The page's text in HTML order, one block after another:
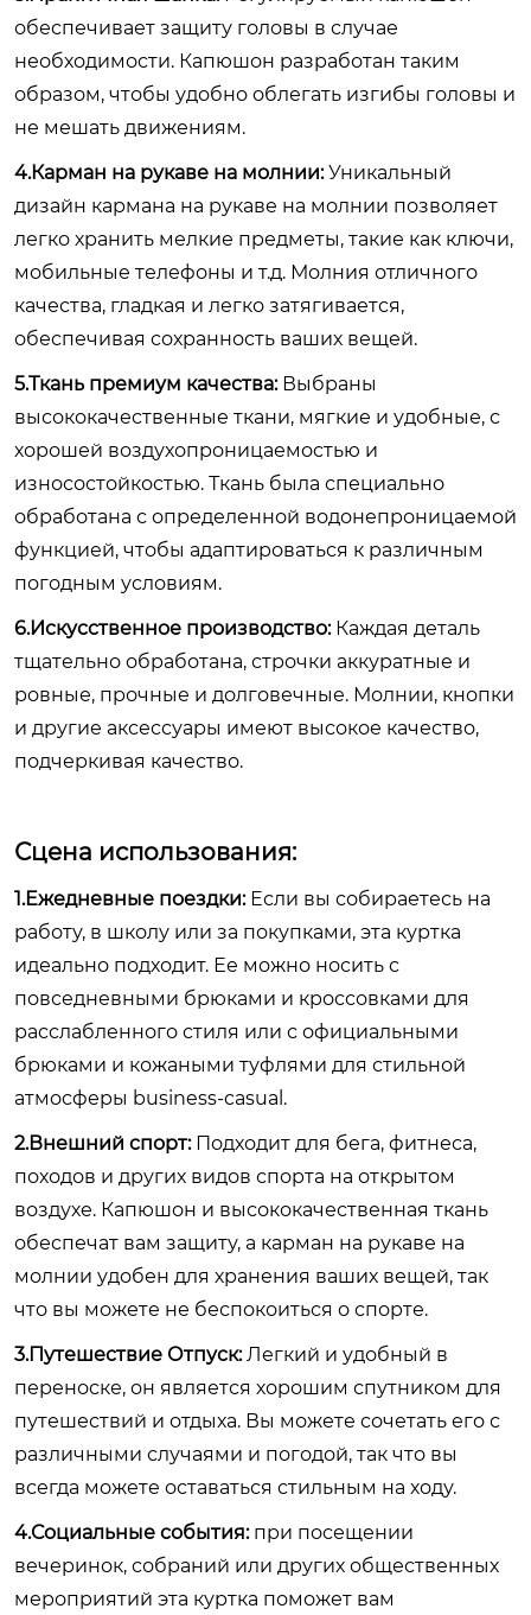
обеспечивает защиту головы в случае
необходимости. Капюшон разработан таким
образом, чтобы удобно облегать изгибы головы и
не мешать движениям.
4.Карман на рукаве на молнии:Уникальный
дизайн кармана на рукаве на молнии позволяет
легко хранить мелкие предметы, такие как ключи,
мобильные телефоны и т.д. Молния отличного
качества, гладкая и легко затягивается,
обеспечивая сохранность ваших вещей.
5.Ткань премиум качества:Выбраны
высококачественные ткани, мягкие и удобные, с
хорошей воздухопроницаемостью и
износостойкостью. Ткань была специально
обработана с определенной водонепроницаемой
функцией, чтобы адаптироваться к различным
погодным условиям.
6.Искусственное производство:Каждая деталь
тщательно обработана, строчки аккуратные и
ровные, прочные и долговечные. Молнии, кнопки
и другие аксессуары имеют высокое качество,
подчеркивая качество.
Сцена использования:
1.Ежедневные поездки:Если вы собираетесь на
работу, в школу или за покупками, эта куртка
идеально подходит. Ее можно носить с
повседневными брюками и кроссовками для
расслабленного стиля или с официальными
брюками и кожаными туфлями для стильной
атмосферы business-casual.
2.Внешний спорт:Подходит для бега, фитнеса,
походов и других видов спорта на открытом
воздухе. Капюшон и высококачественная ткань
обеспечат вам защиту, а карман на рукаве на
молнии удобен для хранения ваших вещей, так
что вы можете не беспокоиться о спорте.
3.Путешествие Отпуск: Легкий и удобный в
переноске, он является хорошим спутником для
путешествий и отдыха. Вы можете сочетать его с
различными случаями и погодой, так что вы
всегда можете оставаться стильным на ходу.
4.Социальные события:при посещении
вечеринок, собраний или других общественных
мероприятий эта куртка поможет вам